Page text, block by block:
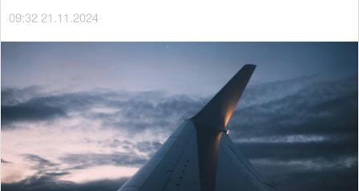
09:32 21.11.2024